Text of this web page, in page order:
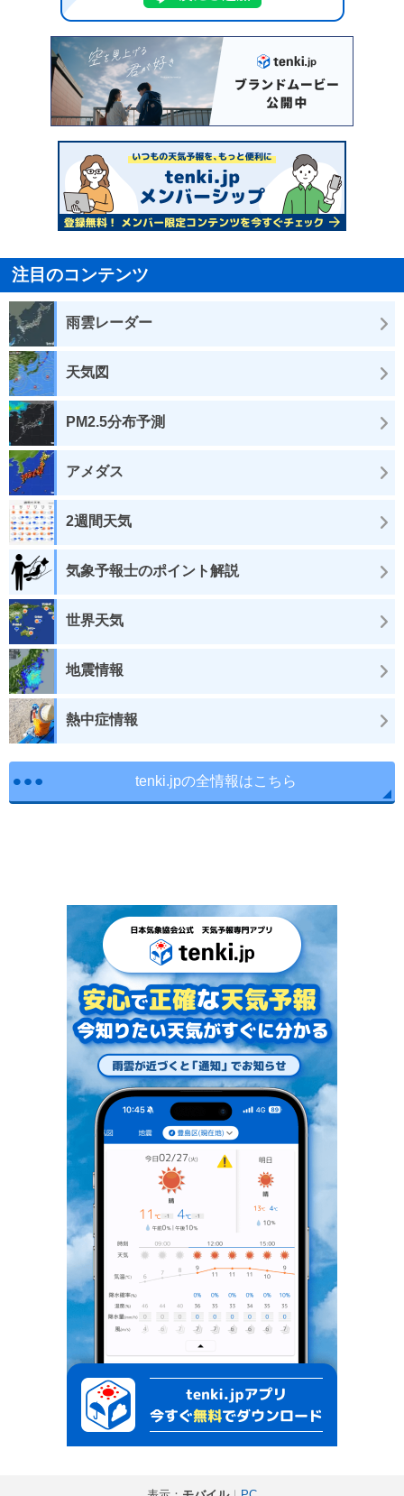
注目のコンテンツ
雨雲レーダー
天気図
PM2.5分布予測
アメダス
2週間天気
気象予報士のポイント解説
世界天気
地震情報
熱中症情報
tenki.jpの全情報はこちら